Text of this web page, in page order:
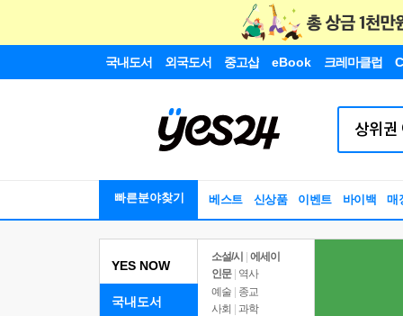
국내도서 외국도서 중고샵 eBook 크레마클럽
빠른분야찾기 베스트 신상품 이벤트 바이백 매
YES NOW
국내도서
소설/시
에세이
인문
역사
예술 | 종교
사회 | 과학